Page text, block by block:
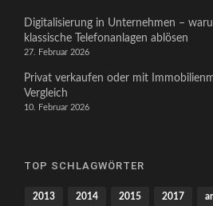
Digitalisierung in Unternehmen –
klassische Telefonanlagen ablösen
27. Februar 2026
Privat verkaufen oder mit
Vergleich
10. Februar 2026
TOP SCHLAGWÖRTER
2013 2014 2015 2017